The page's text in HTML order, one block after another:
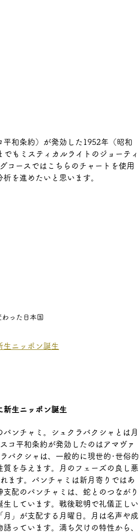
和条約）が発効した1952年（昭和
もミスティカルライトのジョーティ
コースではこちらのチャートを使用
を進めたいと思います。
った日本国
生ニッポン誕生
新生ニッポン誕生
ンチャミ。シュクラパクシャとは月
コ平和条約が発効したのはアマヴァ
パクシャは、一般的に現世的･世俗的
を与えます。月のフェーズの良し悪
ます。パンチャミは新月寄りではあ
配のパンチャミは、蛇とのつながり
しています。戦後聡明で礼儀正しい
」が支配する月曜日。月は名声や成
っています。満ち欠けの特性から、